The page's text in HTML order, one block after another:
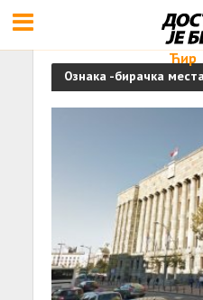
Ћир
Ознака -бирачка